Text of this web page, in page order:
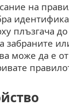
на
плъзгача до
забраните
може да е